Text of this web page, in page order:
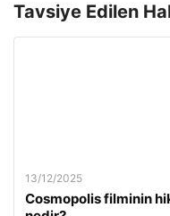
Tavsiye Edilen
13/12/2025
Cosmopolis filminin